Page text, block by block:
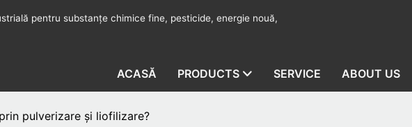
pentru substanțe chimice fine, pesticide, energie nouă,
ACASĂ PRODUCTS SERVICE ABOUT US
pulverizare și liofilizare?